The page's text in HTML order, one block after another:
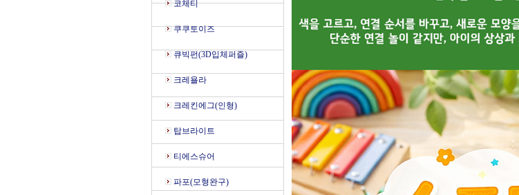
코체티
쿠쿠토이즈
큐빅펀(3D입체퍼즐)
크레욜라
크레킨에그(인형)
탑브라이트
티에스슈어
파포(모형완구)